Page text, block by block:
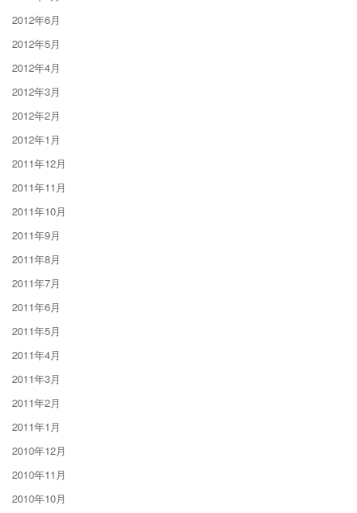
2012年6月
2012年5月
2012年4月
2012年3月
2012年2月
2012年1月
2011年12月
2011年11月
2011年10月
2011年9月
2011年8月
2011年7月
2011年6月
2011年5月
2011年4月
2011年3月
2011年2月
2011年1月
2010年12月
2010年11月
2010年10月